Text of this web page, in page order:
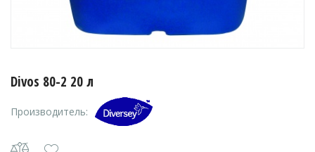
Divos 80-2 20 л
Производитель: